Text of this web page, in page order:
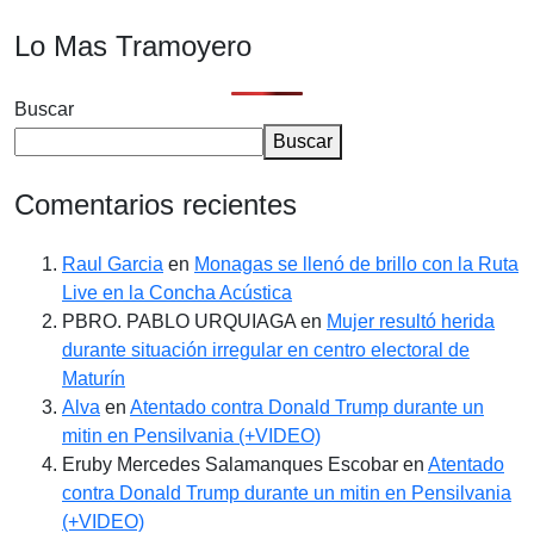
Lo Mas Tramoyero
Buscar
Buscar
Comentarios recientes
Raul Garcia en Monagas se llenó de brillo con la Ruta
Live en la Concha Acústica
PBRO. PABLO URQUIAGA en Mujer resultó herida
durante situación irregular en centro electoral de
Maturín
Alva en Atentado contra Donald Trump durante un
mitin en Pensilvania (+VIDEO)
Eruby Mercedes Salamanques Escobar en Atentado
contra Donald Trump durante un mitin en Pensilvania
(+VIDEO)